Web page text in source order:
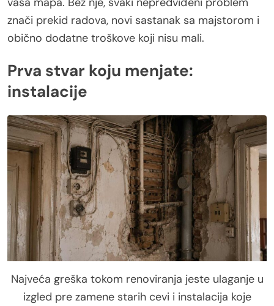
znači prekid radova, novi sastanak sa majstorom i
obično dodatne troškove koji nisu mali.
Prva stvar koju menjate:
instalacije
Najveća greška tokom renoviranja jeste ulaganje u
izgled pre zamene starih cevi i instalacija koje